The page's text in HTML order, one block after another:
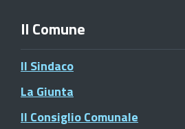
Il Comune
Il Sindaco
La Giunta
Il Consiglio Comunale